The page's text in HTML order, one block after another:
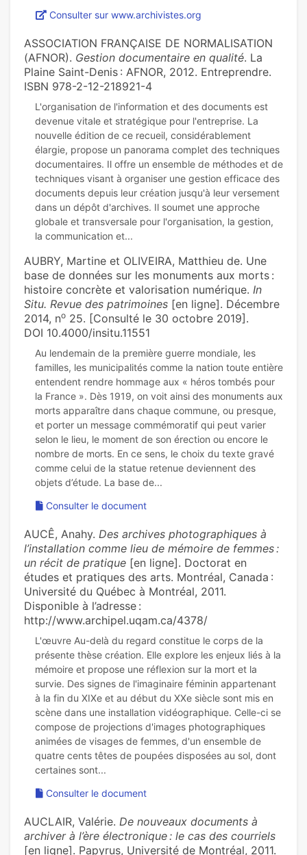
Consulter sur www.archivistes.org
ASSOCIATION FRANÇAISE DE NORMALISATION
(AFNOR). Gestion documentaire en qualité. La
Plaine Saint-Denis : AFNOR, 2012. Entreprendre.
ISBN 978-2-12-218921-4
L'organisation de l'information et des documents est
devenue vitale et stratégique pour l'entreprise. La
nouvelle édition de ce recueil, considérablement
élargie, propose un panorama complet des techniques
documentaires. Il offre un ensemble de méthodes et de
techniques visant à organiser une gestion efficace des
documents depuis leur création jusqu'à leur versement
dans un dépôt d'archives. Il soumet une approche
globale et transversale pour l'organisation, la gestion,
AUBRY, Martine et OLIVEIRA, Matthieu de. Une
base de données sur les monuments aux morts :
histoire concrète et valorisation numérique. In
Situ. Revue des patrimoines [en ligne]. Décembre
2014, no 25. [Consulté le 30 octobre 2019].
DOI 10.4000/insitu.11551
Au lendemain de la première guerre mondiale, les
familles, les municipalités comme la nation toute entière
entendent rendre hommage aux « héros tombés pour
la France ». Dès 1919, on voit ainsi des monuments aux
morts apparaître dans chaque commune, ou presque,
et porter un message commémoratif qui peut varier
selon le lieu, le moment de son érection ou encore le
nombre de morts. En ce sens, le choix du texte gravé
comme celui de la statue retenue deviennent des
Consulter le document
AUCÊ, Anahy. Des archives photographiques à
l’installation comme lieu de mémoire de femmes :
un récit de pratique [en ligne]. Doctorat en
études et pratiques des arts. Montréal, Canada :
Université du Québec à Montréal, 2011.
Disponible à l’adresse :
http://www.archipel.uqam.ca/4378/
L'œuvre Au-delà du regard constitue le corps de la
présente thèse création. Elle explore les enjeux liés à la
mémoire et propose une réflexion sur la mort et la
survie. Des signes de l'imaginaire féminin appartenant
à la fin du XIXe et au début du XXe siècle sont mis en
scène dans une installation vidéographique. Celle-ci se
compose de projections d'images photographiques
animées de visages de femmes, d'un ensemble de
quatre cents têtes de poupées disposées au sol, dont
Consulter le document
AUCLAIR, Valérie. De nouveaux documents à
archiver à l’ère électronique : le cas des courriels
[en ligne]. Papyrus, Université de Montréal, 2011.